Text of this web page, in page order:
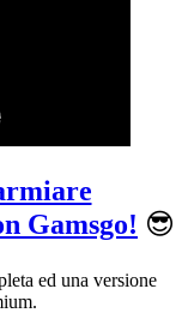
Gamsgo! 😎
ed una versione